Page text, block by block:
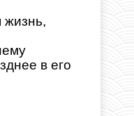
жизнь,
в его